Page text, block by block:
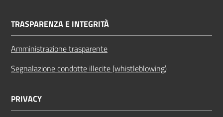
TRASPARENZA E INTEGRITÀ
Amministrazione trasparente
Segnalazione condotte illecite (whistleblowing)
PRIVACY